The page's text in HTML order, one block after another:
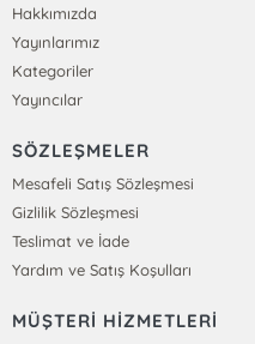
Hakkımızda
Yayınlarımız
Kategoriler
Yayıncılar
SÖZLEŞMELER
Mesafeli Satış Sözleşmesi
Gizlilik Sözleşmesi
Teslimat ve İade
Yardım ve Satış Koşulları
MÜŞTERİ HİZMETLERİ